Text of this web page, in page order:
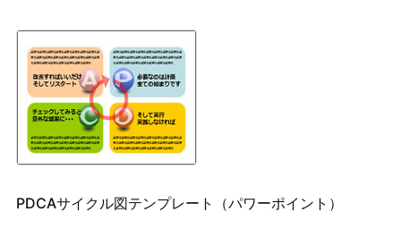
PDCAサイクル図テンプレート（パワーポイント）